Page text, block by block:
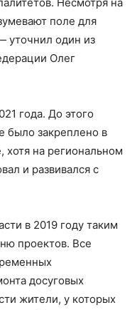
поле для
уточнил один из
Олег
года. До этого
было закреплено в
хотя на региональном
и развивался с
в 2019 году таким
проектов. Все
досуговых
жители, у которых